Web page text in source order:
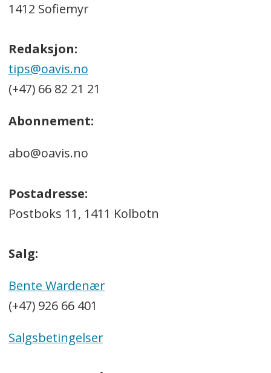
1412 Sofiemyr
Redaksjon:
tips@oavis.no
(+47) 66 82 21 21
Abonnement:
abo@oavis.no
Postadresse:
Postboks 11, 1411 Kolbotn
Salg:
Bente Wardenær
(+47) 926 66 401
Salgsbetingelser